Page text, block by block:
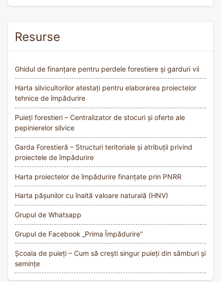
Resurse
Ghidul de finanțare pentru perdele forestiere și garduri vii
Harta silvicultorilor atestați pentru elaborarea proiectelor
tehnice de împădurire
Puieți forestieri – Centralizator de stocuri și oferte ale
pepinierelor silvice
Garda Forestieră – Structuri teritoriale și atribuții privind
proiectele de împădurire
Harta proiectelor de împădurire finanțate prin PNRR
Harta pășunilor cu înaltă valoare naturală (HNV)
Grupul de Whatsapp
Grupul de Facebook „Prima Împădurire”
Școala de puieți – Cum să crești singur puieți din sâmburi și
semințe